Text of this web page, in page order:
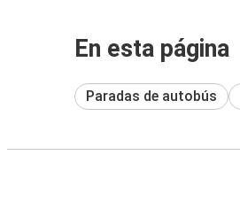
En esta página
Paradas de autobús